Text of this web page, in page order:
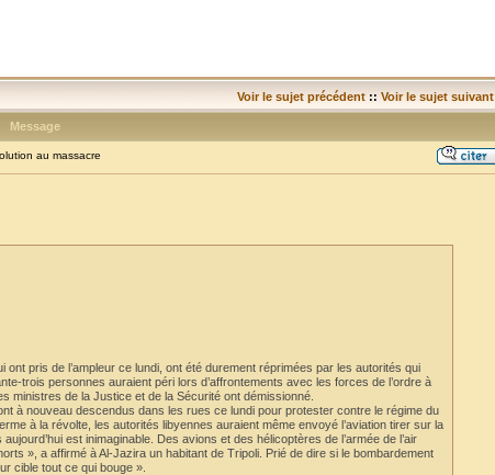
Voir le sujet précédent :: Voir le sujet suivant
Message
au massacre
pris de l’ampleur ce lundi, ont été durement réprimées par les autorités qui
trois personnes auraient péri lors d’affrontements avec les forces de l’ordre à
ministres de la Justice et de la Sécurité ont démissionné.
à nouveau descendus dans les rues ce lundi pour protester contre le régime du
à la révolte, les autorités libyennes auraient même envoyé l’aviation tirer sur la
est inimaginable. Des avions et des hélicoptères de l’armée de l’air
», a affirmé à Al-Jazira un habitant de Tripoli. Prié de dire si le bombardement
cible tout ce qui bouge ».